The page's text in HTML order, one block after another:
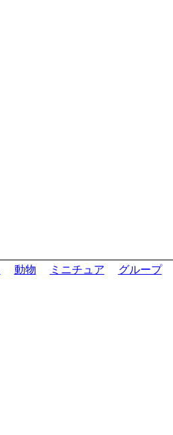
動物 ミニチュア グループ